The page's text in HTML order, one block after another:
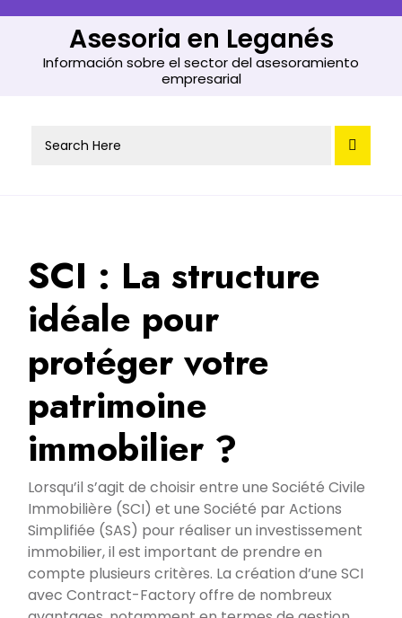
content
Asesoria en Leganés
Información sobre el sector del asesoramiento
empresarial
for:
SCI : La structure
idéale pour
protéger votre
patrimoine
immobilier ?
Lorsqu’il s’agit de choisir entre une Société Civile
Immobilière (SCI) et une Société par Actions
Simplifiée (SAS) pour réaliser un investissement
immobilier, il est important de prendre en
compte plusieurs critères. La création d’une SCI
avec Contract-Factory offre de nombreux